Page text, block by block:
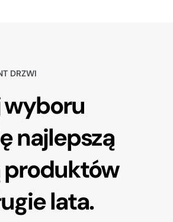
DRZWI
wyboru
najlepszą
produktów
lata.